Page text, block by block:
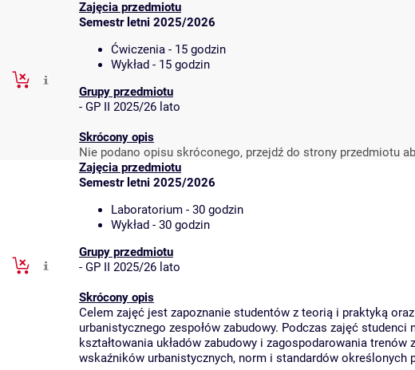
Zajęcia przedmiotu
Semestr letni 2025/2026
Ćwiczenia - 15 godzin
Wykład - 15 godzin
Grupy przedmiotu
- GP II 2025/26 lato
Skrócony opis
Nie podano opisu skróconego, przejdź do strony przedmiotu
Zajęcia przedmiotu
Semestr letni 2025/2026
Laboratorium - 30 godzin
Wykład - 30 godzin
Grupy przedmiotu
- GP II 2025/26 lato
Skrócony opis
Celem zajęć jest zapoznanie studentów z teorią i praktyką
urbanistycznego zespołów zabudowy. Podczas zajęć studenci
kształtowania układów zabudowy i zagospodarowania trenów
wskaźników urbanistycznych, norm i standardów określonych